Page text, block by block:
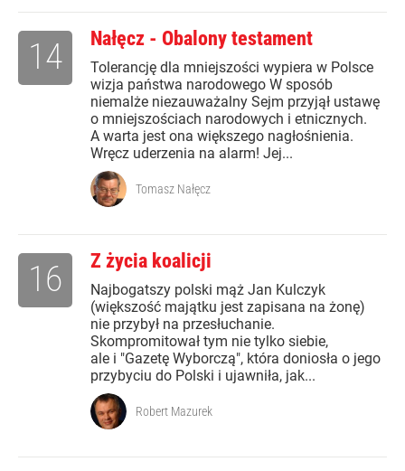
Nałęcz - Obalony testament
Tolerancję dla mniejszości wypiera w Polsce
wizja państwa narodowego W sposób
niemalże niezauważalny Sejm przyjął ustawę
o mniejszościach narodowych i etnicznych.
A warta jest ona większego nagłośnienia.
Wręcz uderzenia na alarm! Jej...
14
Tomasz Nałęcz
Z życia koalicji
Najbogatszy polski mąż Jan Kulczyk
(większość majątku jest zapisana na żonę)
nie przybył na przesłuchanie.
Skompromitował tym nie tylko siebie,
ale i "Gazetę Wyborczą", która doniosła o jego
przybyciu do Polski i ujawniła, jak...
16
Robert Mazurek